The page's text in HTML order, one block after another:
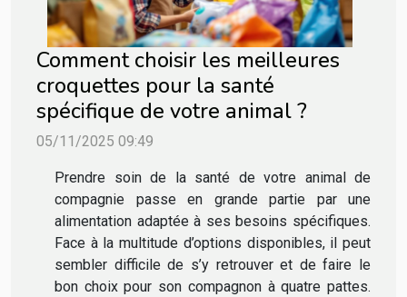
Comment choisir les meilleures
croquettes pour la santé
spécifique de votre animal ?
05/11/2025 09:49
Prendre soin de la santé de votre animal de
compagnie passe en grande partie par une
alimentation adaptée à ses besoins spécifiques.
Face à la multitude d’options disponibles, il peut
sembler difficile de s’y retrouver et de faire le
bon choix pour son compagnon à quatre pattes.